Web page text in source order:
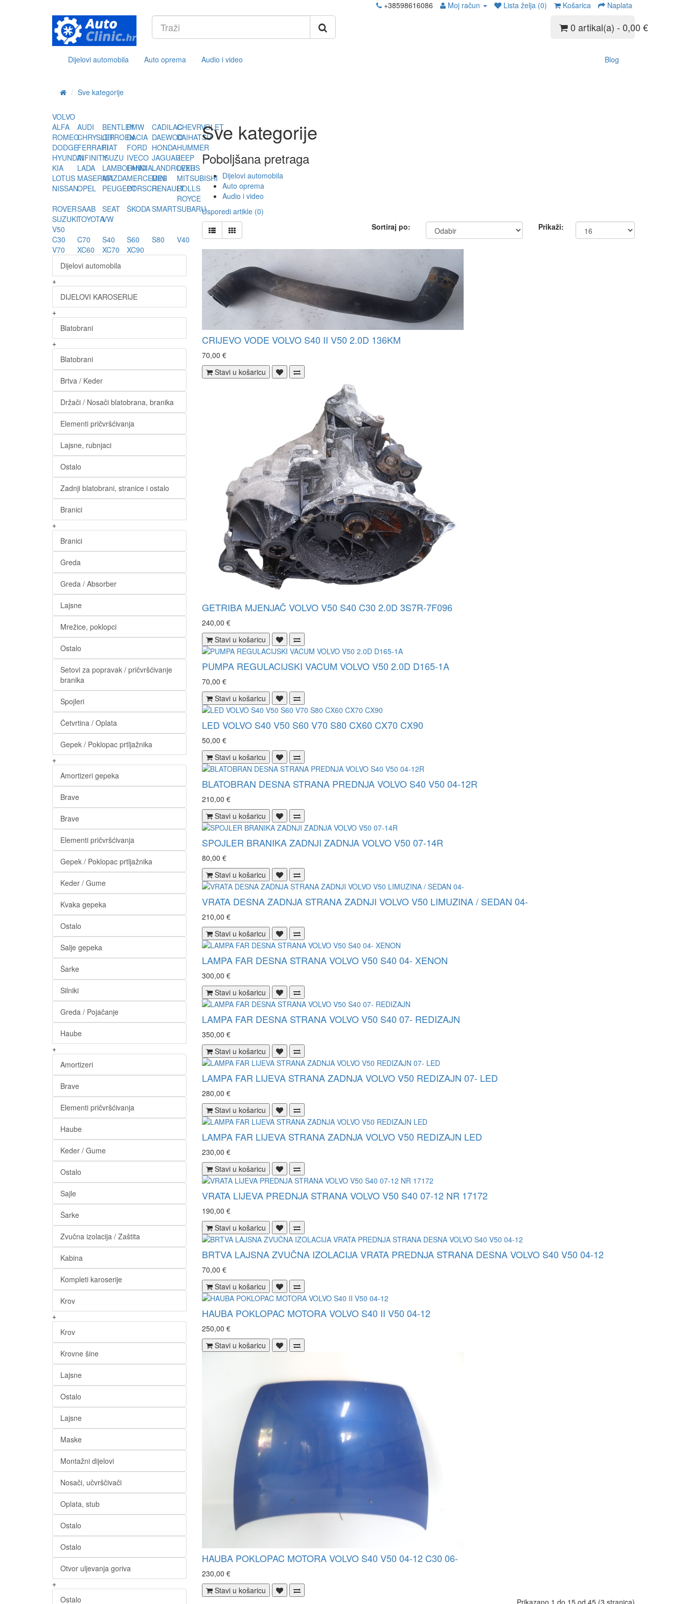
+38598616086 Moj račun Lista želja (0) Košarica Naplata
0 artikal(a) - 0,00 €
Dijelovi automobila Auto oprema Audio i video Blog
Sve kategorije
VOLVO
ALFA
ROMEO
AUDI BENTLEYBMW CADILACCHEVRVOLET
CHRYSLERCITROENDACIA DAEWOODAIHATSU
DODGEFERRARIFIAT FORD HONDAHUMMER
HYUNDAIINFINITYISUZU IVECO JAGUARJEEP
KIA
LADA LAMBORHINI
LANCIALANDROVER
LEXUS
LOTUS MASERATIMAZDAMERCEDES
MINI
MITSUBISHI
NISSANOPEL PEUGEOTPORSCHERENAULTROLLS
ROYCE
ROVERSAAB SEAT ŠKODASMARTSUBARU
SUZUKITOYOTAVW
V50
C30
C70 S40 S60 S80
V40
V70
XC60 XC70
XC90
Dijelovi automobila
+
DIJELOVI KAROSERIJE
+
Blatobrani
+
Blatobrani
Brtva / Keder
Držači / Nosači blatobrana, branika
Elementi pričvršćivanja
Lajsne, rubnjaci
Ostalo
Zadnji blatobrani, stranice i ostalo
Branici
+
Branici
Greda
Greda / Absorber
Lajsne
Mrežice, poklopci
Ostalo
Setovi za popravak / pričvršćivanje
branika
Spojleri
Četvrtina / Oplata
Gepek / Poklopac prtljažnika
+
Amortizeri gepeka
Brave
Brave
Elementi pričvršćivanja
Gepek / Poklopac prtljažnika
Keder / Gume
Kvaka gepeka
Ostalo
Salje gepeka
Šarke
Silniki
Greda / Pojačanje
Haube
+
Amortizeri
Brave
Elementi pričvršćivanja
Haube
Keder / Gume
Ostalo
Sajle
Šarke
Zvučna izolacija / Zaštita
Kabina
Kompleti karoserije
Krov
+
Krov
Krovne šine
Lajsne
Ostalo
Lajsne
Maske
Montažni dijelovi
Nosači, učvrščivači
Oplata, stub
Ostalo
Ostalo
Otvor uljevanja goriva
+
Ostalo
Sve kategorije
Poboljšana pretraga
Dijelovi automobila
Auto oprema
Audio i video
Usporedi artikle (0)
Sortiraj po:
Prikaži:
CRIJEVO VODE VOLVO S40 II V50 2.0D 136KM
70,00 €
Stavi u košaricu
GETRIBA MJENJAČ VOLVO V50 S40 C30 2.0D 3S7R-7F096
240,00 €
Stavi u košaricu
PUMPA REGULACIJSKI VACUM VOLVO V50 2.0D D165-1A
70,00 €
Stavi u košaricu
LED VOLVO S40 V50 S60 V70 S80 CX60 CX70 CX90
50,00 €
Stavi u košaricu
BLATOBRAN DESNA STRANA PREDNJA VOLVO S40 V50 04-12R
210,00 €
Stavi u košaricu
SPOJLER BRANIKA ZADNJI ZADNJA VOLVO V50 07-14R
80,00 €
Stavi u košaricu
VRATA DESNA ZADNJA STRANA ZADNJI VOLVO V50 LIMUZINA / SEDAN 04-
210,00 €
Stavi u košaricu
LAMPA FAR DESNA STRANA VOLVO V50 S40 04- XENON
300,00 €
Stavi u košaricu
LAMPA FAR DESNA STRANA VOLVO V50 S40 07- REDIZAJN
350,00 €
Stavi u košaricu
LAMPA FAR LIJEVA STRANA ZADNJA VOLVO V50 REDIZAJN 07- LED
280,00 €
Stavi u košaricu
LAMPA FAR LIJEVA STRANA ZADNJA VOLVO V50 REDIZAJN LED
230,00 €
Stavi u košaricu
VRATA LIJEVA PREDNJA STRANA VOLVO V50 S40 07-12 NR 17172
190,00 €
Stavi u košaricu
BRTVA LAJSNA ZVUČNA IZOLACIJA VRATA PREDNJA STRANA DESNA VOLVO S40 V50 04-12
70,00 €
Stavi u košaricu
HAUBA POKLOPAC MOTORA VOLVO S40 II V50 04-12
250,00 €
Stavi u košaricu
HAUBA POKLOPAC MOTORA VOLVO S40 V50 04-12 C30 06-
230,00 €
Stavi u košaricu